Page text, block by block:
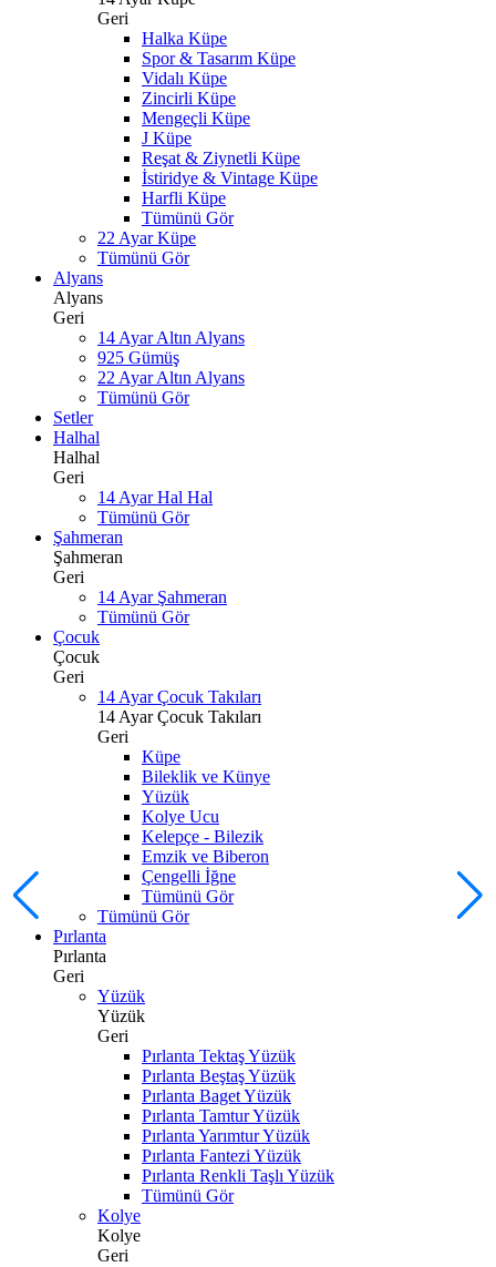
Geri
Halka Küpe
Spor & Tasarım Küpe
Vidalı Küpe
Zincirli Küpe
Mengeçli Küpe
J Küpe
Reşat & Ziynetli Küpe
İstiridye & Vintage Küpe
Harfli Küpe
Tümünü Gör
22 Ayar Küpe
Tümünü Gör
Alyans
Alyans
Geri
14 Ayar Altın Alyans
925 Gümüş
22 Ayar Altın Alyans
Tümünü Gör
Setler
Halhal
Halhal
Geri
14 Ayar Hal Hal
Tümünü Gör
Şahmeran
Şahmeran
Geri
14 Ayar Şahmeran
Tümünü Gör
Çocuk
Çocuk
Geri
14 Ayar Çocuk Takıları
14 Ayar Çocuk Takıları
Geri
Küpe
Bileklik ve Künye
Yüzük
Kolye Ucu
Kelepçe - Bilezik
Emzik ve Biberon
Çengelli İğne
Tümünü Gör
Tümünü Gör
Pırlanta
Pırlanta
Geri
Yüzük
Yüzük
Geri
Pırlanta Tektaş Yüzük
Pırlanta Beştaş Yüzük
Pırlanta Baget Yüzük
Pırlanta Tamtur Yüzük
Pırlanta Yarımtur Yüzük
Pırlanta Fantezi Yüzük
Pırlanta Renkli Taşlı Yüzük
Tümünü Gör
Kolye
Kolye
Geri